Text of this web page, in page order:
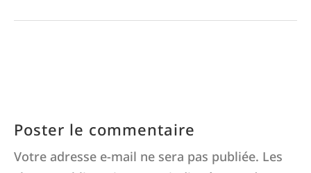
Poster le commentaire
Votre adresse e-mail ne sera pas publiée. Les